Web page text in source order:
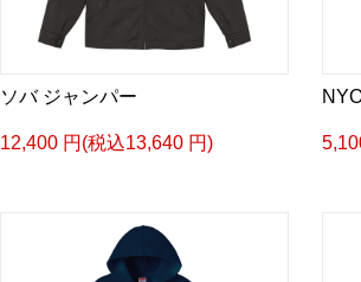
ソバ ジャンパー
12,400 円(税込13,640 円)